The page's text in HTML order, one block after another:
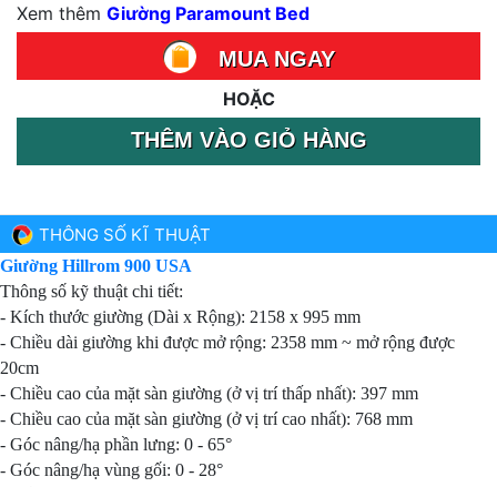
Xem thêm Giường Paramount Bed
MUA NGAY
HOẶC
THÊM VÀO GIỎ HÀNG
THÔNG SỐ KĨ THUẬT
Giường Hillrom 900 USA
Thông số kỹ thuật chi tiết:
- Kích thước giường (Dài x Rộng): 2158 x 995 mm
- Chiều dài giường khi được mở rộng: 2358 mm ~ mở rộng được
20cm
- Chiều cao của mặt sàn giường (ở vị trí thấp nhất): 397 mm
- Chiều cao của mặt sàn giường (ở vị trí cao nhất): 768 mm
- Góc nâng/hạ phần lưng: 0 - 65°
- Góc nâng/hạ vùng gối: 0 - 28°